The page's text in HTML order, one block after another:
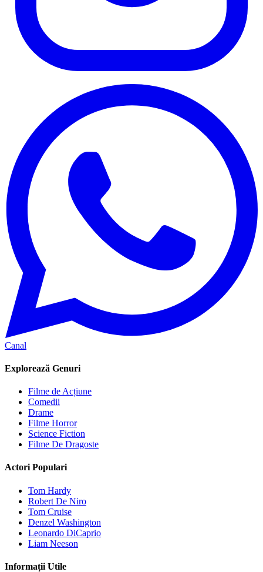
Canal
Explorează Genuri
Filme de Acțiune
Comedii
Drame
Filme Horror
Science Fiction
Filme De Dragoste
Actori Populari
Tom Hardy
Robert De Niro
Tom Cruise
Denzel Washington
Leonardo DiCaprio
Liam Neeson
Informații Utile